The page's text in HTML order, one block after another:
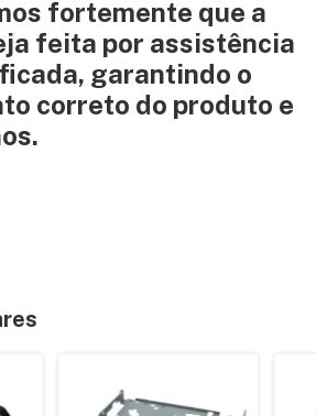
fortemente que a
feita por assistência
garantindo o
correto do produto e